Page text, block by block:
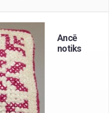
Ancē
notiks